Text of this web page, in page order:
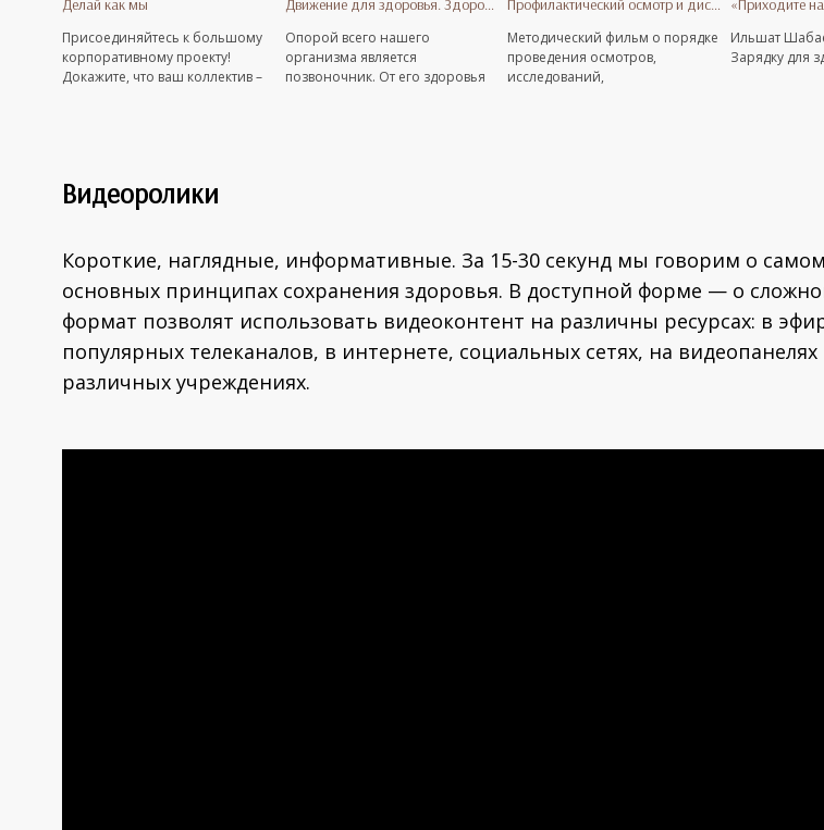
Делай как мы
Присоединяйтесь к большому
корпоративному проекту!
Докажите, что ваш коллектив –
оздоровительном конкурсе
«Делай как мы».
Движение для здоровья. Здоровая спина
Опорой всего нашего
организма является
позвоночник. От его здоровья
Профилактический осмотр и диспансеризация. Методический фильм
Методический фильм о порядке
проведения осмотров,
исследований,
«Приходите
Ильшат
Зарядку для
Видеоролики
Короткие, наглядные, информативные. За 15-30 секунд мы говорим о
основных принципах сохранения здоровья. В доступной форме — о
формат позволят использовать видеоконтент на различны ресурсах: в
популярных телеканалов, в интернете, социальных сетях, на видеопанелях
различных учреждениях.